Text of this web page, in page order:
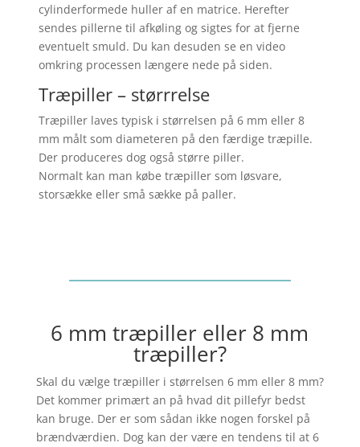
cylinderformede huller af en matrice. Herefter
sendes pillerne til afkøling og sigtes for at fjerne
eventuelt smuld. Du kan desuden se en video
omkring processen længere nede på siden.
Træpiller – størrrelse
Træpiller laves typisk i størrelsen på 6 mm eller 8
mm målt som diameteren på den færdige træpille.
Der produceres dog også større piller.
Normalt kan man købe træpiller som løsvare,
storsække eller små sække på paller.
6 mm træpiller eller 8 mm
træpiller?
Skal du vælge træpiller i størrelsen 6 mm eller 8 mm?
Det kommer primært an på hvad dit pillefyr bedst
kan bruge. Der er som sådan ikke nogen forskel på
brændværdien. Dog kan der være en tendens til at 6